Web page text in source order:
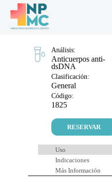
Análisis:
Anticuerpos anti-
dsDNA
Clasificación:
General
Código:
1825
RESERVAR
Uso
Indicaciones
Más Información